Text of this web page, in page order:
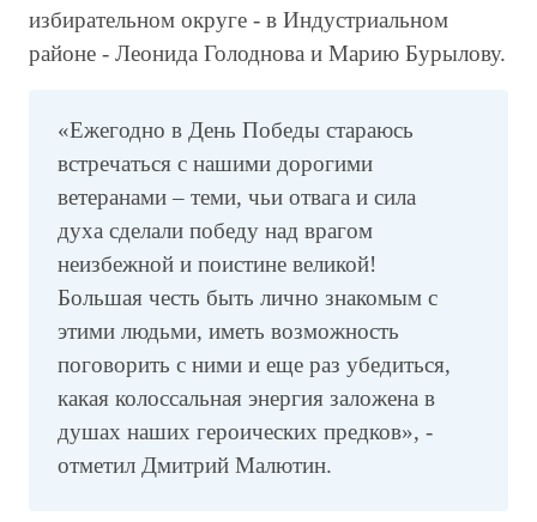
избирательном округе - в Индустриальном
районе - Леонида Голоднова и Марию Бурылову.
«Ежегодно в День Победы стараюсь
встречаться с нашими дорогими
ветеранами – теми, чьи отвага и сила
духа сделали победу над врагом
неизбежной и поистине великой!
Большая честь быть лично знакомым с
этими людьми, иметь возможность
поговорить с ними и еще раз убедиться,
какая колоссальная энергия заложена в
душах наших героических предков», -
отметил Дмитрий Малютин.